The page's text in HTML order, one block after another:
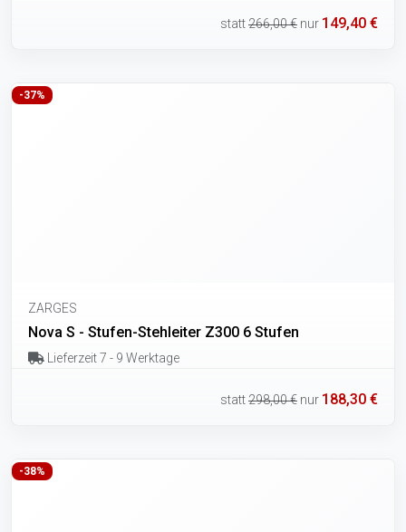
statt266,00 € nur 149,40 €
-37%
ZARGES
Nova S - Stufen-Stehleiter Z300 6 Stufen
Lieferzeit 7 - 9 Werktage
statt298,00 € nur 188,30 €
-38%